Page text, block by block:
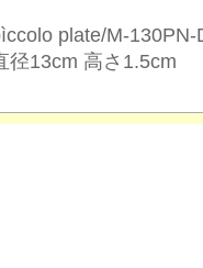
plate/M-130PN-
13cm 高さ1.5cm